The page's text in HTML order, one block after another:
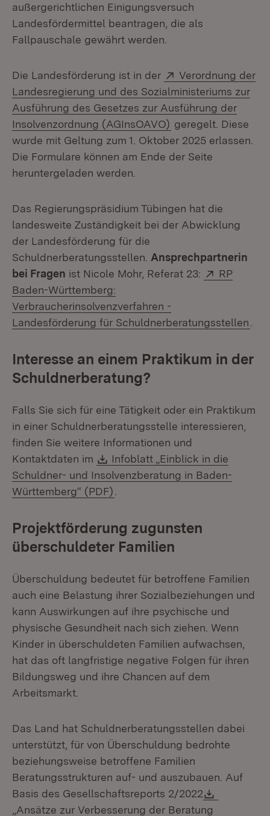
außergerichtlichen Einigungsversuch
Landesfördermittel beantragen, die als
Fallpauschale gewährt werden.
Die Landesförderung ist in der Extern:
Verordnung der
Landesregierung und des Sozialministeriums zur
Ausführung des Gesetzes zur Ausführung der
Insolvenzordnung (AGInsOAVO) (Öffnet in neuem
geregelt. Diese
wurde mit Geltung zum 1. Oktober 2025 erlassen.
Die Formulare können am Ende der Seite
heruntergeladen werden.
Das Regierungspräsidium Tübingen hat die
landesweite Zuständigkeit bei der Abwicklung
der Landesförderung für die
Schuldnerberatungsstellen. Ansprechpartnerin
bei Fragen ist Nicole Mohr, Referat 23: Extern:
RP
Baden-Württemberg:
Verbraucherinsolvenzverfahren -
Landesförderung für Schuldnerberatungsstellen
Interesse an einem Praktikum in der
Schuldnerberatung?
Falls Sie sich für eine Tätigkeit oder ein Praktikum
in einer Schuldnerberatungsstelle interessieren,
finden Sie weitere Informationen und
Kontaktdaten im
Download:
Infoblatt „Einblick in die
Schuldner- und Insolvenzberatung in Baden-
Württemberg“ (PDF)
Projektförderung zugunsten
überschuldeter Familien
Überschuldung bedeutet für betroffene Familien
auch eine Belastung ihrer Sozialbeziehungen und
kann Auswirkungen auf ihre psychische und
physische Gesundheit nach sich ziehen. Wenn
Kinder in überschuldeten Familien aufwachsen,
hat das oft langfristige negative Folgen für ihren
Bildungsweg und ihre Chancen auf dem
Arbeitsmarkt.
Das Land hat Schuldnerberatungsstellen dabei
unterstützt, für von Überschuldung bedrohte
beziehungsweise betroffene Familien
Beratungsstrukturen auf- und auszubauen. Auf
Basis des Gesellschaftsreports 2/2022
„Ansätze zur Verbesserung der Beratung